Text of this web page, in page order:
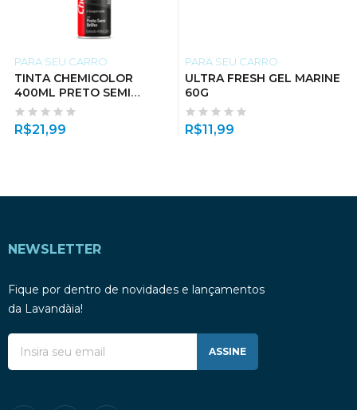
PARA SEU CARRO
TINTA CHEMICOLOR
400ML PRETO SEMI
BRILHO
R$21,99
PARA SEU CARRO
ULTRA FRESH GEL MARINE
60G
R$11,99
NEWSLETTER
Fique por dentro de novidades e lançamentos
da Lavandàia!
ASSINE